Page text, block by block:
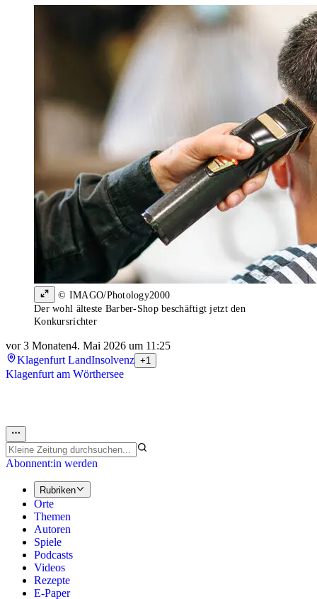
© IMAGO/Photology2000
Der wohl älteste Barber-Shop beschäftigt jetzt den
Konkursrichter
vor 3 Monaten4. Mai 2026 um 11:25
Klagenfurt LandInsolvenz +1
Klagenfurt am Wörthersee
Abonnent:in werden
Rubriken
Orte
Themen
Autoren
Spiele
Podcasts
Videos
Rezepte
E-Paper